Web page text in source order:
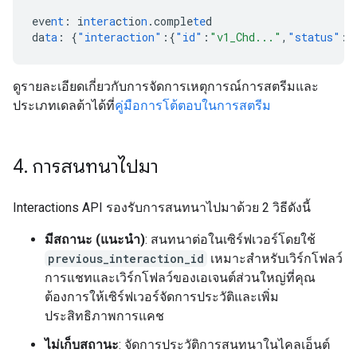
event : interaction .completed
data : {"interaction" :{"id" : "v1_Chd..." , "status" :
ดูรายละเอียดเกี่ยวกับการจัดการเหตุการณ์การสตรีมและ
ประเภทเดลต้าได้ที่คู่มือการโต้ตอบในการสตรีม
4. การสนทนาไปมา
Interactions API รองรับการสนทนาไปมาด้วย 2 วิธีดังนี้
มีสถานะ (แนะนำ): สนทนาต่อในเซิร์ฟเวอร์โดยใช้
previous_interaction_id เหมาะสำหรับเวิร์กโฟลว์
การแชทและเวิร์กโฟลว์ของเอเจนต์ส่วนใหญ่ที่คุณ
ต้องการให้เซิร์ฟเวอร์จัดการประวัติและเพิ่ม
ประสิทธิภาพการแคช
ไม่เก็บสถานะ: จัดการประวัติการสนทนาในไคลเอ็นต์